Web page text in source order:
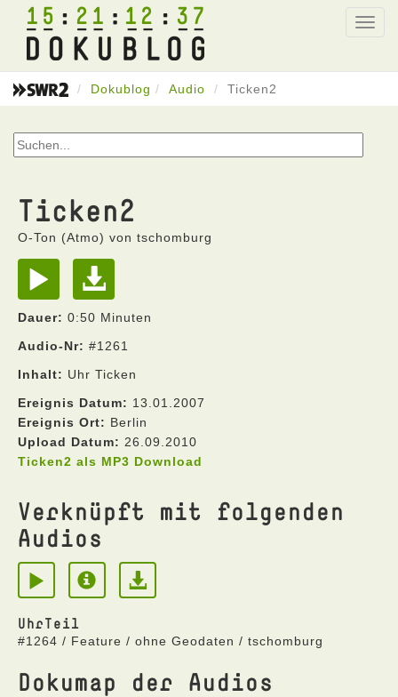
15 21 12 37
Dokublog Audio Ticken2
Ticken2
O-Ton (Atmo) von tschomburg
Dauer: 0:50 Minuten
Audio-Nr: #1261
Inhalt: Uhr Ticken
Ereignis Datum: 13.01.2007
Ereignis Ort: Berlin
Upload Datum: 26.09.2010
Ticken2 als MP3 Download
Verknüpft mit folgenden
Audios
UhrTeil
#1264 / Feature / ohne Geodaten / tschomburg
Dokumap der Audios